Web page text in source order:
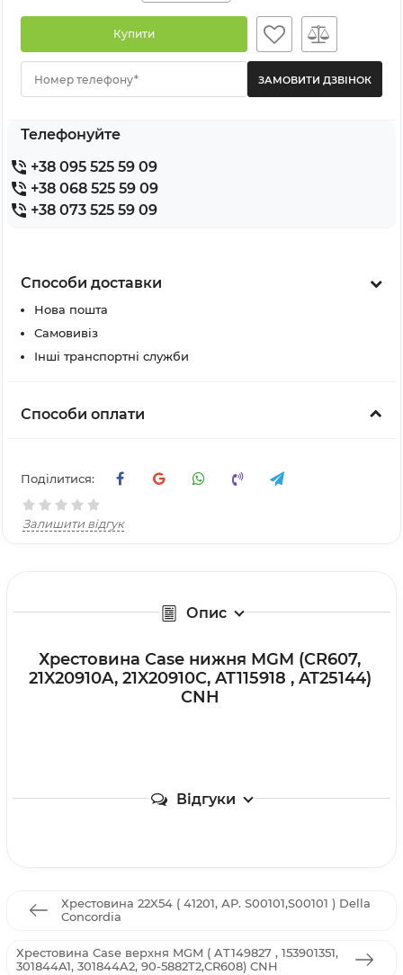
Купити
Номер телефону*
Телефонуйте
+38 095 525 59 09
+38 068 525 59 09
+38 073 525 59 09
Способи доставки
Нова пошта
Самовивіз
Інші транспортні служби
Способи оплати
Поділитися:
Залишити відгук
Опис
Хрестовина Case нижня MGM (CR607,
21X20910A, 21X20910C, AT115918 , AT25144)
CNH
Відгуки
Хрестовина 22X54 ( 41201, АР. S00101,S00101 ) Della
Concordia
Хрестовина Case верхня MGM ( AT149827 , 153901351,
301844A1, 301844A2, 90-5882T2,CR608) CNH